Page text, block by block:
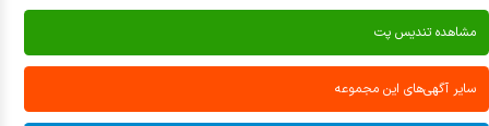
مشاهده تندیس پت
سایر آگهی‌های این مجموعه